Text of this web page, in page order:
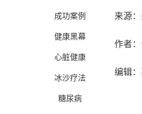
成功案例
健康黑幕
心脏健康
冰沙疗法
糖尿病
来源：
作者
编辑